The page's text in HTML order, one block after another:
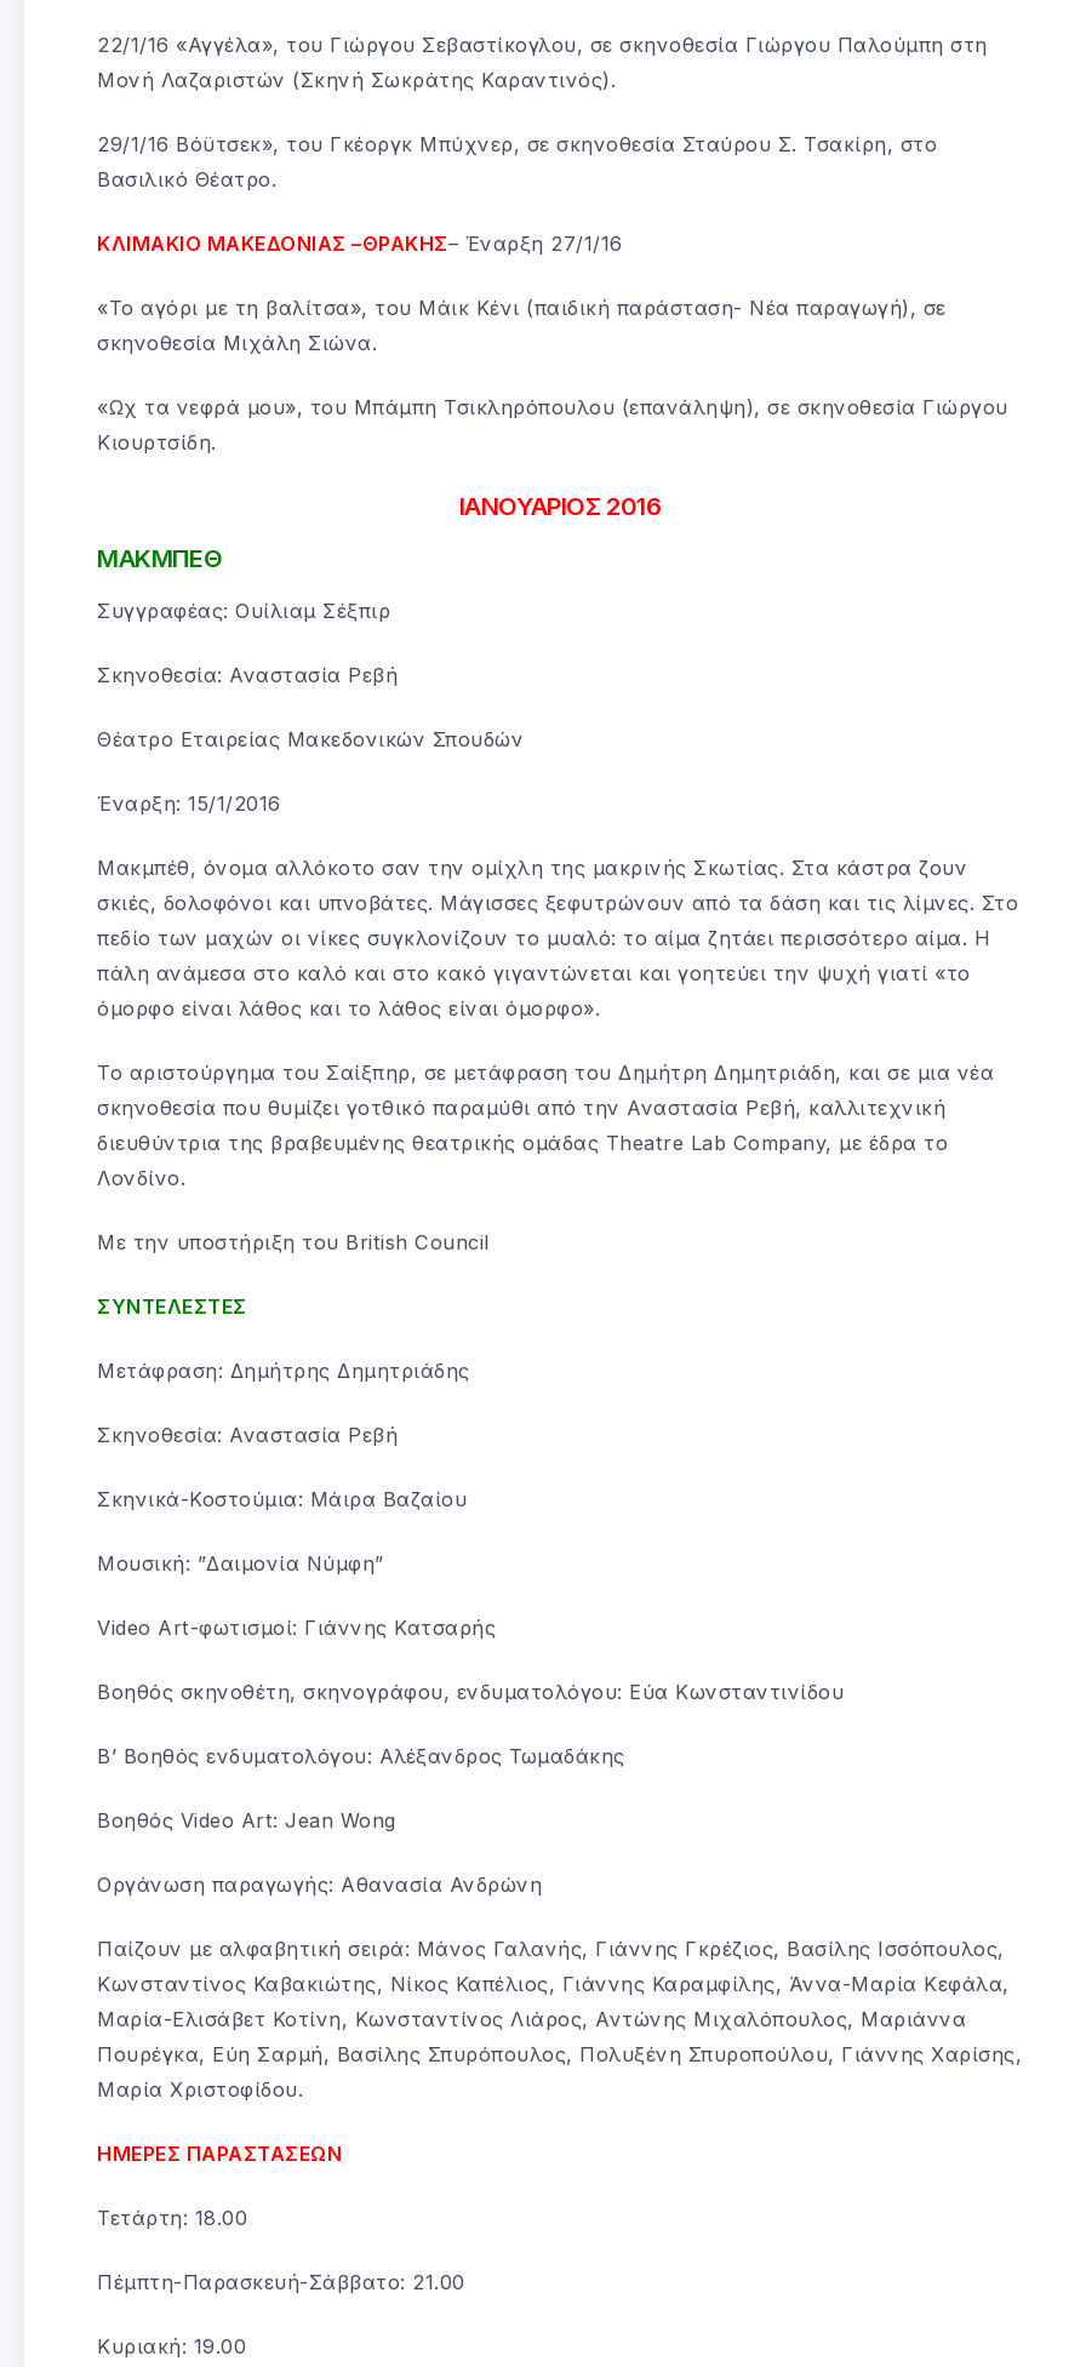
22/1/16 «Αγγέλα», του Γιώργου Σεβαστίκογλου, σε σκηνοθεσία Γιώργου Παλούμπη στη
Μονή Λαζαριστών (Σκηνή Σωκράτης Καραντινός).
29/1/16 Βόϋτσεκ», του Γκέοργκ Μπύχνερ, σε σκηνοθεσία Σταύρου Σ. Τσακίρη, στο
Βασιλικό Θέατρο.
ΚΛΙΜΑΚΙΟ ΜΑΚΕΔΟΝΙΑΣ –ΘΡΑΚΗΣ– Έναρξη 27/1/16
«Το αγόρι με τη βαλίτσα», του Μάικ Κένι (παιδική παράσταση- Νέα παραγωγή), σε
σκηνοθεσία Μιχάλη Σιώνα.
«Ωχ τα νεφρά μου», του Μπάμπη Τσικληρόπουλου (επανάληψη), σε σκηνοθεσία Γιώργου
Κιουρτσίδη.
ΙΑΝΟΥΑΡΙΟΣ 2016
ΜΑΚΜΠΕΘ
Συγγραφέας: Ουίλιαμ Σέξπιρ
Σκηνοθεσία: Αναστασία Ρεβή
Θέατρο Εταιρείας Μακεδονικών Σπουδών
Έναρξη: 15/1/2016
Μακμπέθ, όνομα αλλόκοτο σαν την ομίχλη της μακρινής Σκωτίας. Στα κάστρα ζουν
σκιές, δολοφόνοι και υπνοβάτες. Μάγισσες ξεφυτρώνουν από τα δάση και τις λίμνες. Στο
πεδίο των μαχών οι νίκες συγκλονίζουν το μυαλό: το αίμα ζητάει περισσότερο αίμα. Η
πάλη ανάμεσα στο καλό και στο κακό γιγαντώνεται και γοητεύει την ψυχή γιατί «το
όμορφο είναι λάθος και το λάθος είναι όμορφο».
Το αριστούργημα του Σαίξπηρ, σε μετάφραση του Δημήτρη Δημητριάδη, και σε μια νέα
σκηνοθεσία που θυμίζει γοτθικό παραμύθι από την Αναστασία Ρεβή, καλλιτεχνική
διευθύντρια της βραβευμένης θεατρικής ομάδας Theatre Lab Company, με έδρα το
Λονδίνο.
Με την υποστήριξη του British Council
ΣΥΝΤΕΛΕΣΤΕΣ
Μετάφραση: Δημήτρης Δημητριάδης
Σκηνοθεσία: Αναστασία Ρεβή
Σκηνικά-Κοστούμια: Μάιρα Βαζαίου
Μουσική: ”Δαιμονία Νύμφη”
Video Art-φωτισμοί: Γιάννης Κατσαρής
Βοηθός σκηνοθέτη, σκηνογράφου, ενδυματολόγου: Εύα Κωνσταντινίδου
Β’ Βοηθός ενδυματολόγου: Αλέξανδρος Τωμαδάκης
Βοηθός Video Art: Jean Wong
Οργάνωση παραγωγής: Αθανασία Ανδρώνη
Παίζουν με αλφαβητική σειρά: Μάνος Γαλανής, Γιάννης Γκρέζιος, Βασίλης Ισσόπουλος,
Κωνσταντίνος Καβακιώτης, Νίκος Καπέλιος, Γιάννης Καραμφίλης, Άννα-Μαρία Κεφάλα,
Μαρία-Ελισάβετ Κοτίνη, Κωνσταντίνος Λιάρος, Αντώνης Μιχαλόπουλος, Μαριάννα
Πουρέγκα, Εύη Σαρμή, Βασίλης Σπυρόπουλος, Πολυξένη Σπυροπούλου, Γιάννης Χαρίσης,
Μαρία Χριστοφίδου.
ΗΜΕΡΕΣ ΠΑΡΑΣΤΑΣΕΩΝ
Τετάρτη: 18.00
Πέμπτη-Παρασκευή-Σάββατο: 21.00
Κυριακή: 19.00